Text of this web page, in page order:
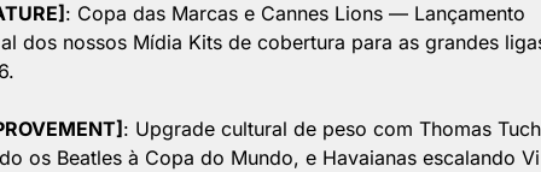
: Copa das Marcas e Cannes Lions — Lançamento
dos nossos Mídia Kits de cobertura para as grandes
: Upgrade cultural de peso com Thomas
os Beatles à Copa do Mundo, e Havaianas escalando